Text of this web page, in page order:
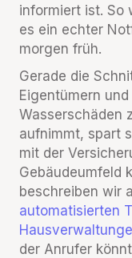
informiert ist. So
es ein echter
morgen früh.
Gerade die
Eigentümern
Wasserschäden
aufnimmt, spart
mit der
Gebäudeumfeld
beschreiben wir
automatisierten
der Anrufer